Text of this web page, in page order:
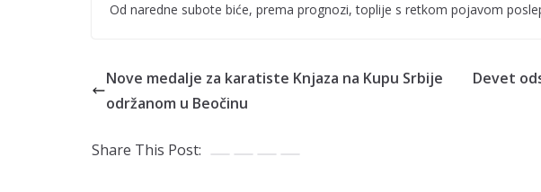
Od naredne subote biće, prema prognozi, toplije s retkom pojavom
Nove medalje za karatiste Knjaza na Kupu Srbije
održanom u Beočinu
Devet
Share This Post: